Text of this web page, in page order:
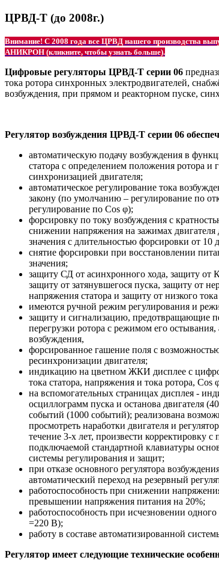
ЦРВД-Т (до 2008г.)
Внимание! С 2008 года все ЦРВД нашего производства
АНИКРОН (кликните, чтобы узнать больше).
Цифровые регуляторы ЦРВД-Т серии 06
тока ротора синхронных электродвигателей,
возбуждения, при прямом и реакторном пуске,
Регулятор возбуждения ЦРВД-Т серии 06
автоматическую подачу возбуждения в
статора с определением положения ротора и
синхронизацией двигателя;
автоматическое регулирование тока
закону (по умолчанию – регулирование по
регулирование по Cos φ);
форсировку по току возбуждения с
снижении напряжения на зажимах двигателя
значения с длительностью форсировки от 10
снятие форсировки при восстановлении
значения;
защиту СД от асинхронного хода, защиту от
защиту от затянувшегося пуска, защиту от
напряжения статора и защиту от низкого тока
имеются ручной режим регулирования и
защиту и сигнализацию, предотвращающие
перегрузки ротора с режимом его
возбуждения,
форсированное гашение поля с
ресинхронизации двигателя;
индикацию на цветном ЖКИ дисплее с
тока статора, напряжения и тока ротора, Cos
на вспомогательных страницах дисплея -
осциллограмм пуска и останова двигателя
событий (1000 событий); реализована
просмотреть наработки двигателя и
течение 3-х лет, произвести корректировку
подключаемой стандартной клавиатуры
системы регулирования и защит;
при отказе основного регулятора
автоматический переход на резервный
работоспособность при снижении
превышении напряжения питания на 20%;
работоспособность при исчезновении
=220 В);
работу в составе автоматизированной
Регулятор имеет следующие технические